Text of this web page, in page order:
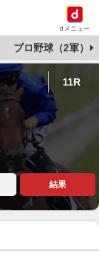
dメニュー
プロ野球（2軍）
11R
結果